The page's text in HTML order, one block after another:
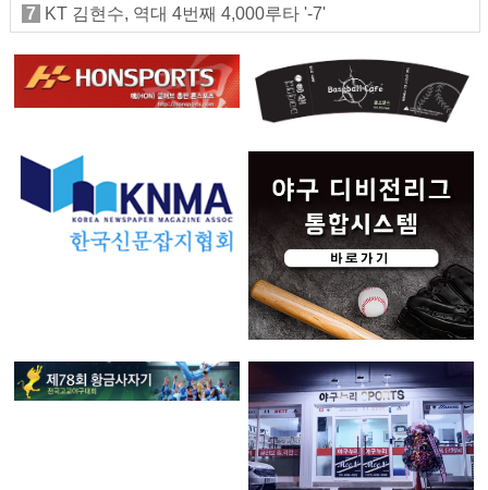
7
KT 김현수, 역대 4번째 4,000루타 '-7'